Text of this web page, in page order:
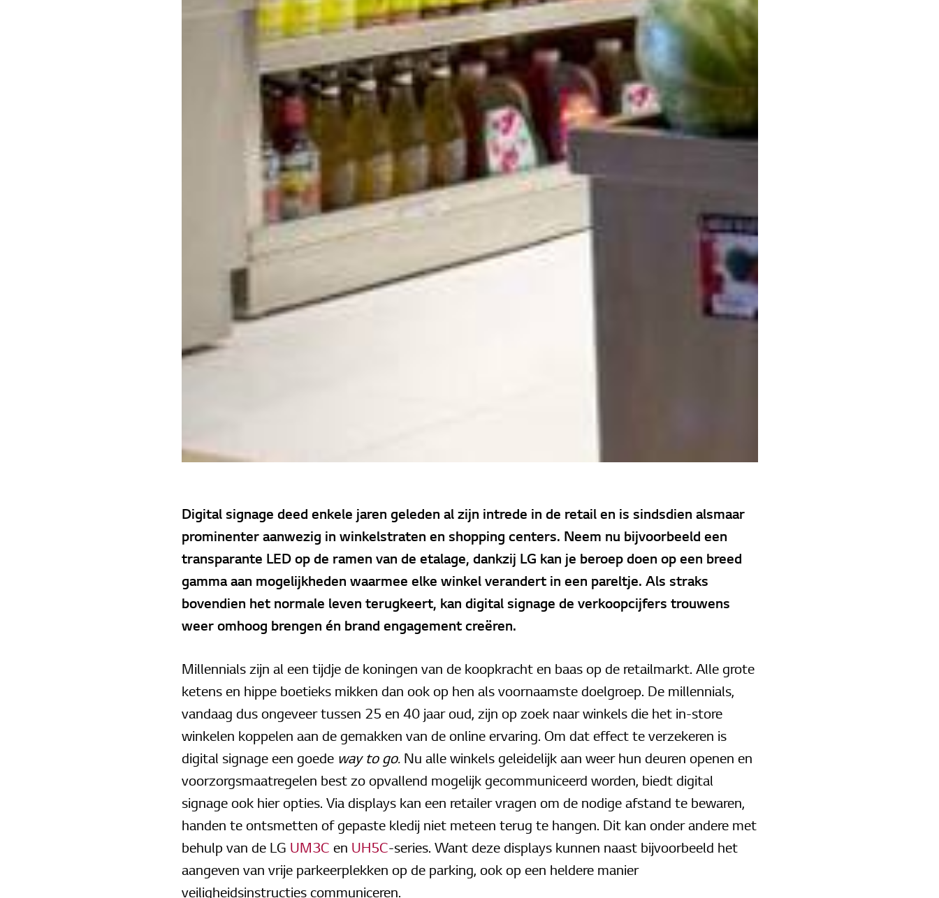
Digital signage deed enkele jaren geleden al zijn intrede in de retail en is sindsdien alsmaar
prominenter aanwezig in winkelstraten en shopping centers. Neem nu bijvoorbeeld een
transparante LED op de ramen van de etalage, dankzij LG kan je beroep doen op een breed
gamma aan mogelijkheden waarmee elke winkel verandert in een pareltje. Als straks
bovendien het normale leven terugkeert, kan digital signage de verkoopcijfers trouwens
weer omhoog brengen én brand engagement creëren.
Millennials zijn al een tijdje de koningen van de koopkracht en baas op de retailmarkt. Alle grote
ketens en hippe boetieks mikken dan ook op hen als voornaamste doelgroep. De millennials,
vandaag dus ongeveer tussen 25 en 40 jaar oud, zijn op zoek naar winkels die het in-store
winkelen koppelen aan de gemakken van de online ervaring. Om dat effect te verzekeren is
digital signage een goede way to go.Nu alle winkels geleidelijk aan weer hun deuren openen en
voorzorgsmaatregelen best zo opvallend mogelijk gecommuniceerd worden, biedt digital
signage ook hier opties. Via displays kan een retailer vragen om de nodige afstand te bewaren,
handen te ontsmetten of gepaste kledij niet meteen terug te hangen. Dit kan onder andere met
behulp van de LG UM3C en UH5C-series. Want deze displays kunnen naast bijvoorbeeld het
aangeven van vrije parkeerplekken op de parking, ook op een heldere manier
veiligheidsinstructies communiceren.